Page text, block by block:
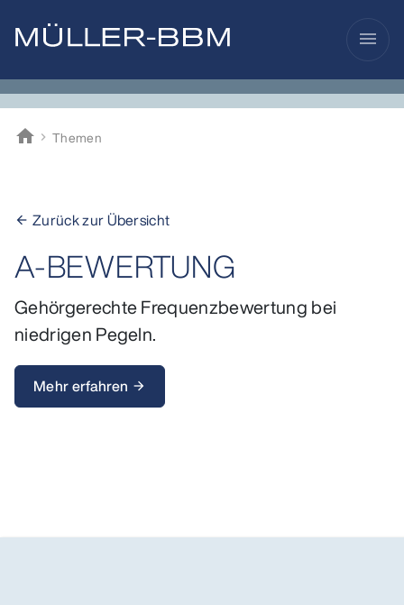
menu
home
Müller-BBM
Themen
arrow_back Zurück zur Übersicht
A-BEWERTUNG
Gehörgerechte Frequenzbewertung bei
niedrigen Pegeln.
Mehr erfahren arrow_forward